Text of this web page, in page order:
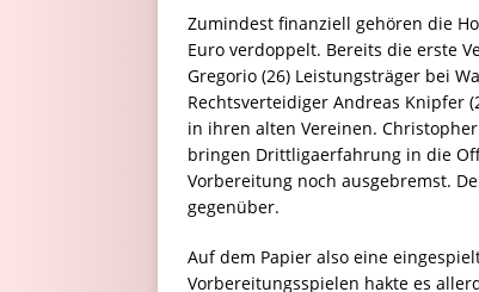
Zumindest finanziell gehören die
Euro verdoppelt. Bereits die erste
Gregorio (26) Leistungsträger bei
Rechtsverteidiger Andreas Knipfer
in ihren alten Vereinen.
bringen Drittligaerfahrung in die
Vorbereitung noch ausgebremst.
gegenüber.
Auf dem Papier also eine
Vorbereitungsspielen hakte es